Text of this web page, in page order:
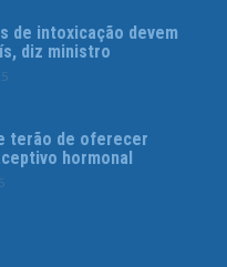
de intoxicação devem
diz ministro
terão de oferecer
hormonal